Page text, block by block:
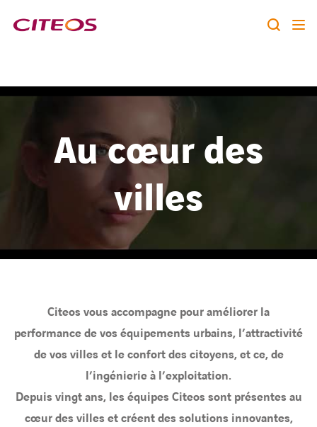
Nos références
Nous rejoindre
twitterlinkedin youtube
Au cœur des
villes
Citeos vous accompagne pour améliorer la
performance de vos équipements urbains, l’attractivité
de vos villes et le confort des citoyens, et ce, de
l’ingénierie à l’exploitation.
Depuis vingt ans, les équipes Citeos sont présentes au
cœur des villes et créent des solutions innovantes,